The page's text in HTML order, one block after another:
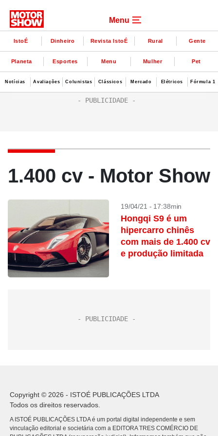
Menu
IstoÉ Dinheiro Revista IstoÉ Rural Gente
Planeta Esportes Menu Mulher Pet
Notícias Avaliações Colunistas Clássicos Mercado Elétricos Fórmula 1
1.400 cv - Motor Show
19/04/21 - 17:38min
Hongqi S9 é um
hipercarro chinês
com mais de 1.400 cv
e produção limitada
Copyright © 2026 - ISTOÉ PUBLICAÇÕES LTDA
Todos os direitos reservados.
A ISTOÉ PUBLICAÇÕES LTDA é um portal digital independente e sem
vinculação editorial e societária com a EDITORA TRES COMÉRCIO DE